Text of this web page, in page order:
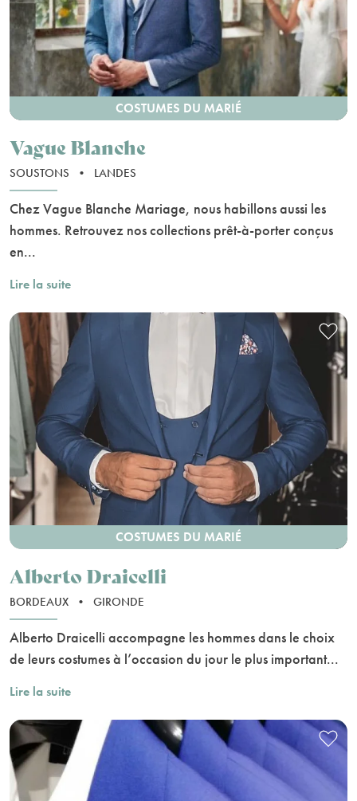
COSTUMES DU MARIÉ
Vague Blanche
SOUSTONS • LANDES
Chez Vague Blanche Mariage, nous habillons aussi les
hommes. Retrouvez nos collections prêt-à-porter conçus
en...
Lire la suite
COSTUMES DU MARIÉ
Alberto Draicelli
BORDEAUX • GIRONDE
Alberto Draicelli accompagne les hommes dans le choix
de leurs costumes à l’occasion du jour le plus important...
Lire la suite